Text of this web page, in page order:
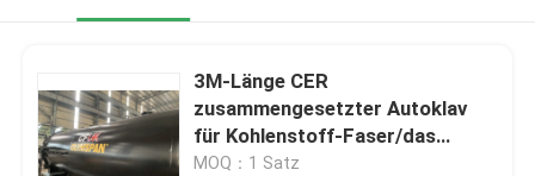
3M-Länge CER
zusammengesetzter Autoklav
für Kohlenstoff-Faser/das
Gummi-Kurieren und Behandlung
MOQ：1 Satz